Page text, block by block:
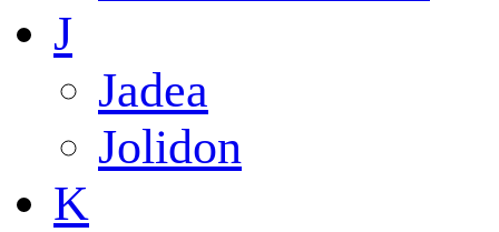
J
Jadea
Jolidon
K